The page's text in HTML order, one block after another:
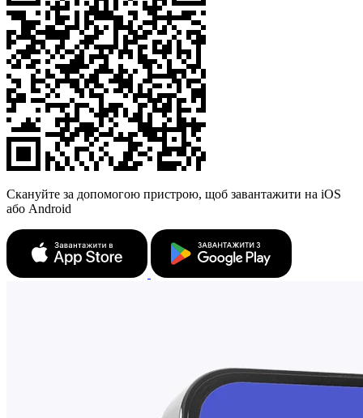
Скануйте за допомогою пристрою, щоб завантажити на iOS
або Android